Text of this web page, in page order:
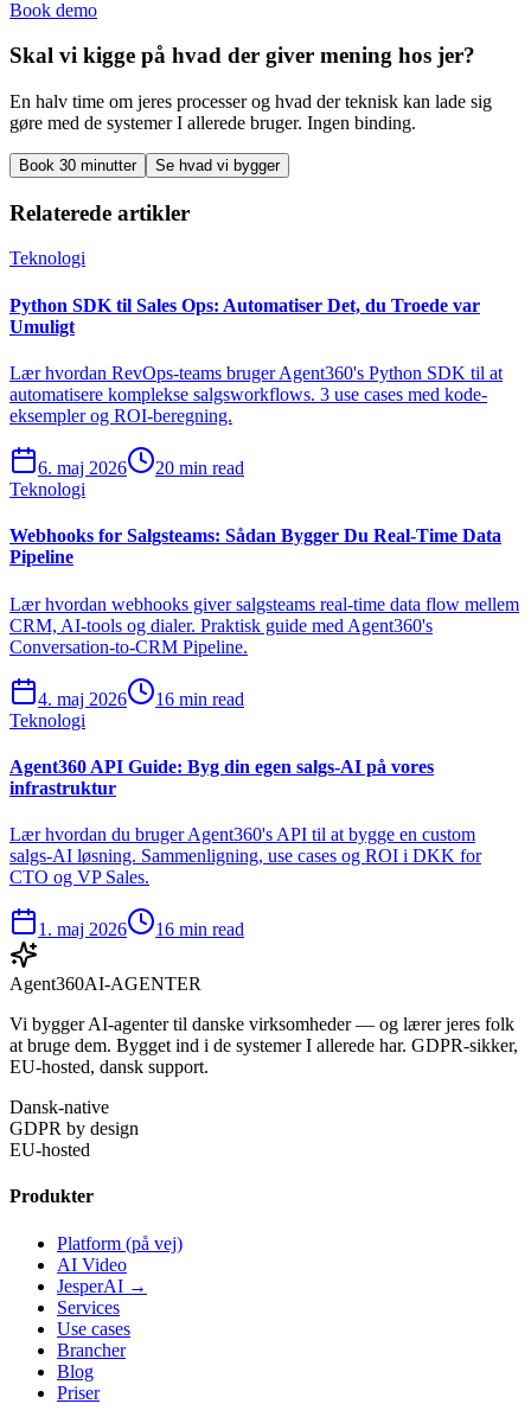
Book demo
Skal vi kigge på hvad der giver mening hos jer?
En halv time om jeres processer og hvad der teknisk kan lade sig
gøre med de systemer I allerede bruger. Ingen binding.
Book 30 minutter Se hvad vi bygger
Relaterede artikler
Teknologi
Python SDK til Sales Ops: Automatiser Det, du Troede var
Umuligt
Lær hvordan RevOps-teams bruger Agent360's Python SDK til at
automatisere komplekse salgsworkflows. 3 use cases med kode-
eksempler og ROI-beregning.
6. maj 2026
20 min read
Teknologi
Webhooks for Salgsteams: Sådan Bygger Du Real-Time Data
Pipeline
Lær hvordan webhooks giver salgsteams real-time data flow mellem
CRM, AI-tools og dialer. Praktisk guide med Agent360's
Conversation-to-CRM Pipeline.
4. maj 2026
16 min read
Teknologi
Agent360 API Guide: Byg din egen salgs-AI på vores
infrastruktur
Lær hvordan du bruger Agent360's API til at bygge en custom
salgs-AI løsning. Sammenligning, use cases og ROI i DKK for
CTO og VP Sales.
1. maj 2026 16 min read
Agent360AI-AGENTER
Vi bygger AI-agenter til danske virksomheder — og lærer jeres folk
at bruge dem. Bygget ind i de systemer I allerede har. GDPR-sikker,
EU-hosted, dansk support.
Dansk-native
GDPR by design
EU-hosted
Produkter
Platform (på vej)
AI Video
JesperAI →
Services
Use cases
Brancher
Blog
Priser